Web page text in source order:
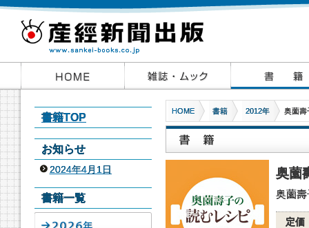
書籍TOP
お知らせ
2024年4月1日
書籍一覧
HOME 書籍 2012年 奥薗
奥薗
奥薗
定価